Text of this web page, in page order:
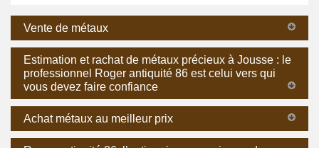
Vente de métaux
Estimation et rachat de métaux précieux à Jousse : le
professionnel Roger antiquité 86 est celui vers qui
vous devez faire confiance
Achat métaux au meilleur prix